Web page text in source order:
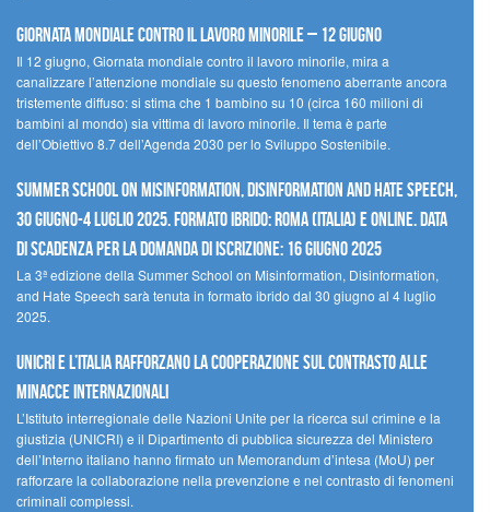
Giornata mondiale contro il lavoro minorile – 12 giugno
Il 12 giugno, Giornata mondiale contro il lavoro minorile, mira a
canalizzare l’attenzione mondiale su questo fenomeno aberrante ancora
tristemente diffuso: si stima che 1 bambino su 10 (circa 160 milioni di
bambini al mondo) sia vittima di lavoro minorile. Il tema è parte
dell’Obiettivo 8.7 dell’Agenda 2030 per lo Sviluppo Sostenibile.
Summer School on Misinformation, Disinformation and Hate Speech,
30 giugno-4 luglio 2025. Formato ibrido: Roma (Italia) e online. Data
di scadenza per la domanda di iscrizione: 16 giugno 2025
La 3ª edizione della Summer School on Misinformation, Disinformation,
and Hate Speech sarà tenuta in formato ibrido dal 30 giugno al 4 luglio
2025.
UNICRI e l’Italia rafforzano la cooperazione sul contrasto alle
minacce internazionali
L’Istituto interregionale delle Nazioni Unite per la ricerca sul crimine e la
giustizia (UNICRI) e il Dipartimento di pubblica sicurezza del Ministero
dell’Interno italiano hanno firmato un Memorandum d’intesa (MoU) per
rafforzare la collaborazione nella prevenzione e nel contrasto di fenomeni
criminali complessi.